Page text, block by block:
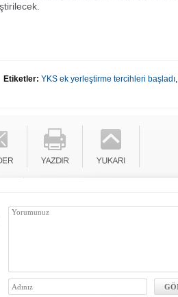
Etiketler: YKS ek yerleştirme tercihleri başladı,